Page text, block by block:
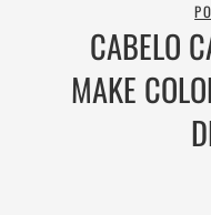
CABELO
MAKE